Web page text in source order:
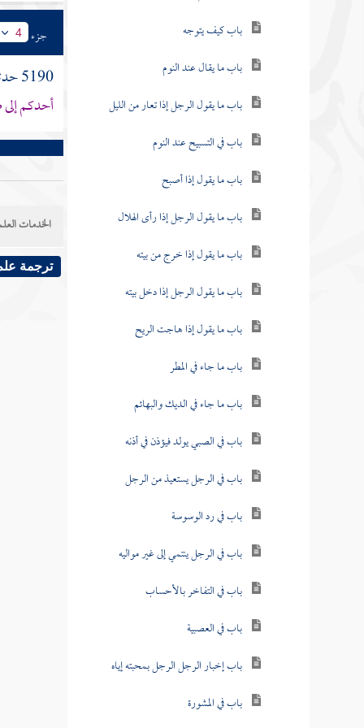
باب كيف يتوجه
باب ما يقال عند النوم
باب ما يقول الرجل إذا تعار من الليل
باب في التسبيح عند النوم
باب ما يقول إذا أصبح
باب ما يقول الرجل إذا رأى الهلال
باب ما يقول إذا خرج من بيته
باب ما يقول الرجل إذا دخل بيته
باب ما يقول إذا هاجت الريح
باب ما جاء في المطر
باب ما جاء في الديك والبهائم
باب في الصبي يولد فيؤذن في أذنه
باب في الرجل يستعيذ من الرجل
باب في رد الوسوسة
باب في الرجل ينتمي إلى غير مواليه
باب في التفاخر بالأحساب
باب في العصبية
باب إخبار الرجل الرجل بمحبته إياه
باب في المشورة
جزء 4
5190 حدثنا
أحدكم
الخدمات
ترجمة